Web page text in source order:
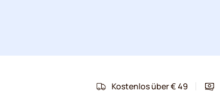
Kostenlos über € 49